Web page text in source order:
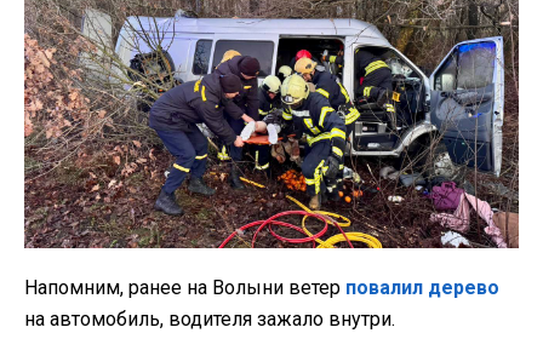
Напомним, ранее на Волыни ветер повалил дерево
на автомобиль, водителя зажало внутри.